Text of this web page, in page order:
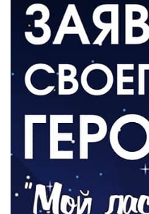
ВЛАСТЬ
День памяти и
06.08.2026
Новый настил на
05.08.2026